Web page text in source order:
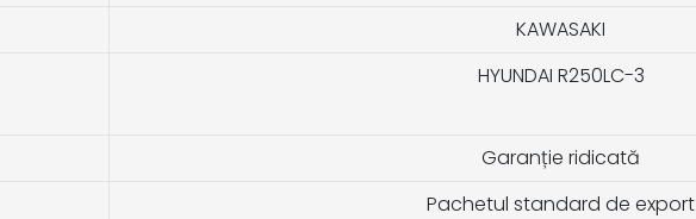
KAWASAKI
HYUNDAI R250LC-3
Garanție ridicată
Pachetul standard de export